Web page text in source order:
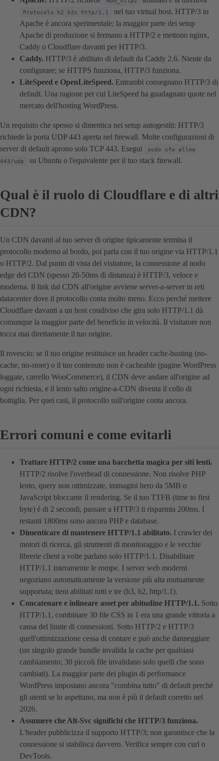
Protocols h2 h2c http/1.1
nel tuo virtual host. HTTP/3 in
Apache è ancora sperimentale; la maggior parte dei setup
Apache di produzione si fermano a HTTP/2 e mettono nginx,
Caddy o Cloudflare davanti per HTTP/3.
Caddy. HTTP/3 è abilitato di default da Caddy 2.6. Niente da
configurare; se HTTPS funziona, HTTP/3 funziona.
LiteSpeed e OpenLiteSpeed. Entrambi consegnano HTTP/3 di
default. Una ragione per cui LiteSpeed ha guadagnato quote nel
mercato dell'hosting WordPress.
Un requisito che spesso si dimentica nei setup autogestiti: HTTP/3
richiede la porta UDP 443 aperta nel firewall. Molte configurazioni di
server di default aprono solo TCP 443. Esegui
sudo ufw allow
443/udp
su Ubuntu o l'equivalente per il tuo stack firewall.
Qual è il ruolo di Cloudflare e di altri
CDN?
Un CDN davanti al tuo server di origine tipicamente termina il
protocollo moderno al bordo, poi parla con il tuo origine via HTTP/1.1
o HTTP/2. Dal punto di vista del visitatore, la connessione al nodo
edge del CDN (spesso 20-50ms di distanza) è HTTP/3, veloce e
moderna. Il link dal CDN all'origine avviene server-a-server in reti
datacenter dove il protocollo conta molto meno. Ecco perché mettere
Cloudflare davanti a un host condiviso che gira solo HTTP/1.1 dà
comunque la maggior parte del beneficio in velocità. Il visitatore non
tocca mai direttamente il tuo origine.
Il rovescio: se il tuo origine restituisce un header cache-busting (no-
cache, no-store) o il tuo contenuto non è cacheable (pagine WordPress
loggate, carrello WooCommerce), il CDN deve andare all'origine ad
ogni richiesta, e il lento salto origine-a-CDN diventa il collo di
bottiglia. Per quei casi, il protocollo sull'origine conta ancora.
Errori comuni e come evitarli
Trattare HTTP/2 come una bacchetta magica per siti lenti.
HTTP/2 risolve l'overhead di connessione. Non risolve PHP
lento, query non ottimizzate, immagini hero da 5MB o
JavaScript bloccante il rendering. Se il tuo TTFB (time to first
byte) è di 2 secondi, passare a HTTP/3 ti risparmia 200ms. I
restanti 1800ms sono ancora PHP e database.
Dimenticare di mantenere HTTP/1.1 abilitato. I crawler dei
motori di ricerca, gli strumenti di monitoraggio e le vecchie
librerie client a volte parlano solo HTTP/1.1. Disabilitare
HTTP/1.1 interamente le rompe. I server web moderni
negoziano automaticamente la versione più alta mutuamente
supportata; tieni abilitati tutti e tre (h3, h2, http/1.1).
Concatenare e inlineare asset per abitudine HTTP/1.1. Sotto
HTTP/1.1, combinare 30 file CSS in 1 era una grande vittoria a
causa del limite di connessioni. Sotto HTTP/2 e HTTP/3
quell'ottimizzazione cessa di contare e può anche danneggiare
(un singolo grande bundle invalida la cache per qualsiasi
cambiamento; 30 piccoli file invalidano solo quelli che sono
cambiati). La maggior parte dei plugin di performance
WordPress impostano ancora "combina tutto" di default perché
gli utenti se lo aspettano, ma non è più il default corretto nel
2026.
Assumere che Alt-Svc significhi che HTTP/3 funziona.
L'header pubblicizza il supporto HTTP/3; non garantisce che la
connessione si stabilisca davvero. Verifica sempre con curl o
DevTools.